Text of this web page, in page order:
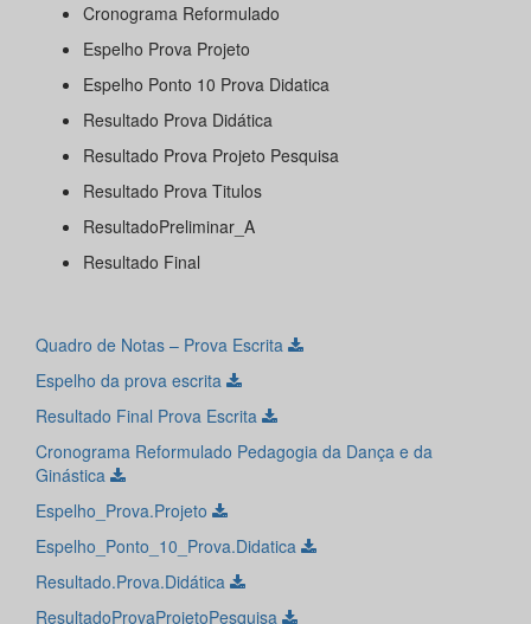
Cronograma Reformulado
Espelho Prova Projeto
Espelho Ponto 10 Prova Didatica
Resultado Prova Didática
Resultado Prova Projeto Pesquisa
Resultado Prova Titulos
ResultadoPreliminar_A
Resultado Final
Quadro de Notas – Prova Escrita
Espelho da prova escrita
Resultado Final Prova Escrita
Cronograma Reformulado Pedagogia da Dança e da
Ginástica
Espelho_Prova.Projeto
Espelho_Ponto_10_Prova.Didatica
Resultado.Prova.Didática
ResultadoProvaProjetoPesquisa